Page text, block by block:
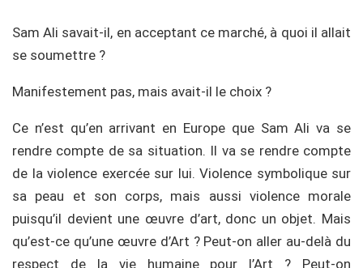
Sam Ali savait-il, en acceptant ce marché, à quoi il allait
se soumettre ?
Manifestement pas, mais avait-il le choix ?
Ce n’est qu’en arrivant en Europe que Sam Ali va se
rendre compte de sa situation. Il va se rendre compte
de la violence exercée sur lui. Violence symbolique sur
sa peau et son corps, mais aussi violence morale
puisqu’il devient une œuvre d’art, donc un objet. Mais
qu’est-ce qu’une œuvre d’Art ? Peut-on aller au-delà du
respect de la vie humaine pour l’Art ? Peut-on